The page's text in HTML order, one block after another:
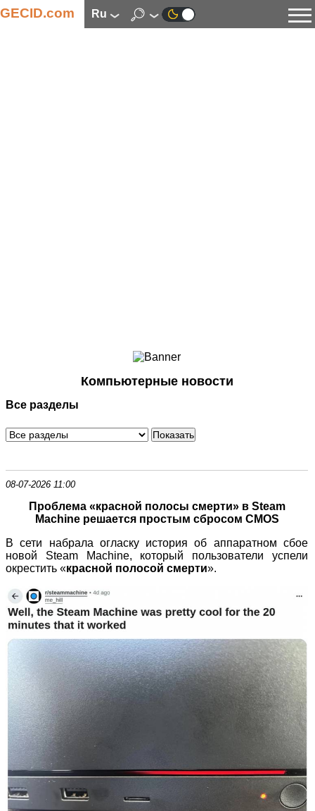
GECID.com ru
Смартфоны
Периферия
Программное обеспечение
Компьютерные новости
Все разделы
08-07-2026 11:00
Проблема «красной полосы смерти» в Steam
Machine решается простым сбросом CMOS
В сети набрала огласку история об аппаратном сбое
новой Steam Machine, который пользователи успели
окрестить «красной полосой смерти».